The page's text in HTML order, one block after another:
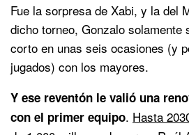
Fue la sorpresa de Xabi, y la del
dicho torneo, Gonzalo solamente
corto en unas seis ocasiones (y
jugados) con los mayores.
Y ese reventón le valió una
con el primer equipo. Hasta